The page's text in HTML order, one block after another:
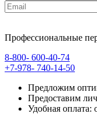
Профессиональные
8-800- 600-40-74
+7-978- 740-14-50
Предложим
Предоставим
Удобная оплата: